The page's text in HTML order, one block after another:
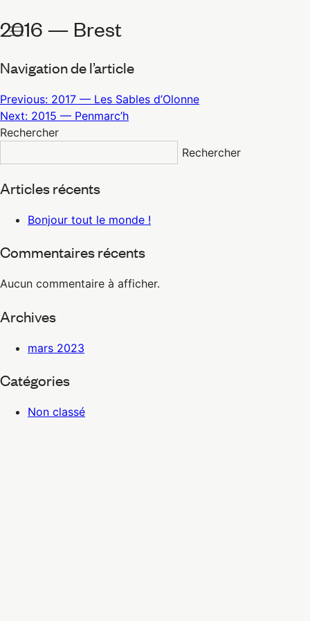
2016 — Brest
Navigation de l’article
Previous: 2017 — Les Sables d’Olonne
Next: 2015 — Penmarc’h
Rechercher
Rechercher
Articles récents
Bonjour tout le monde !
Commentaires récents
Aucun commentaire à afficher.
Archives
mars 2023
Catégories
Non classé